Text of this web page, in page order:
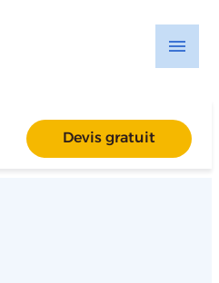
menu
Devis gratuit